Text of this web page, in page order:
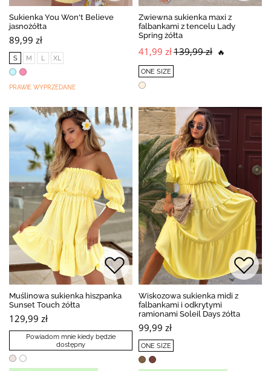
Sukienka You Won't Believe
jasnożółta
89,99 zł
S M L XL
PRAWIE WYPRZEDANE
Zwiewna sukienka maxi z
falbankami z tencelu Lady
Spring żółta
41,99 zł139,99 zł 🔥
ONE SIZE
Muślinowa sukienka hiszpanka
Sunset Touch żółta
129,99 zł
Powiadom mnie kiedy będzie
dostępny
Wiskozowa sukienka midi z
falbankami i odkrytymi
ramionami Soleil Days żółta
99,99 zł
ONE SIZE